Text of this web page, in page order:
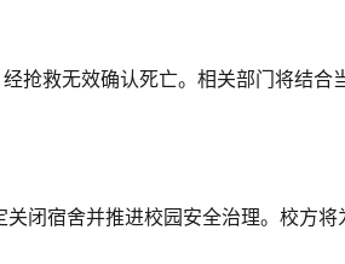
抢救无效确认死亡。相关部门将结合
闭宿舍并推进校园安全治理。校方